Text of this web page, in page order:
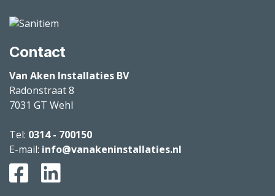
Contact
Van Aken Installaties BV
Radonstraat 8
7031 GT Wehl
Tel: 0314 - 700150
E-mail: info@vanakeninstallaties.nl